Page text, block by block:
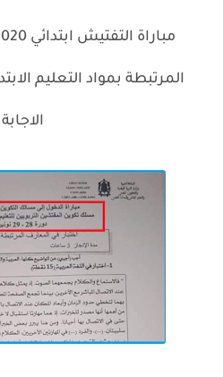
المرتبطة بمواد التعليم
الاجابة